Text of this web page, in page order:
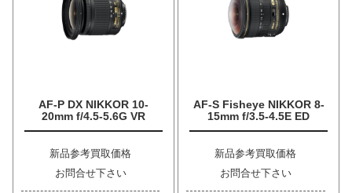
AF-P DX NIKKOR 10-
20mm f/4.5-5.6G VR
新品参考買取価格
お問合せ下さい
AF-S Fisheye NIKKOR 8-
15mm f/3.5-4.5E ED
新品参考買取価格
お問合せ下さい